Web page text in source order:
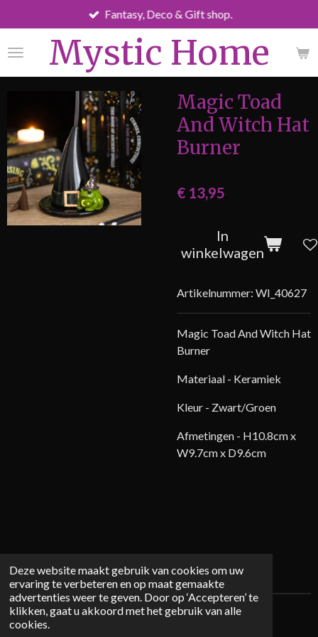
Deze website maakt gebruik van cookies om uw
ervaring te verbeteren en op maat gemaakte
advertenties weer te geven. Door op ‘Accepteren’ te
klikken, gaat u akkoord met het gebruik van alle
cookies.
direct
naar
Mystic Home
Fantasy, Deco & Gift shop.
Magic Toad
And Witch Hat
Burner
€ 13,95
In
winkelwagen
Artikelnummer: WI_40627
Magic Toad And Witch Hat
Burner
Materiaal - Keramiek
Kleur - Zwart/Groen
Afmetingen - H10.8cm x
W9.7cm x D9.6cm
© 2026 Mystichome.nl